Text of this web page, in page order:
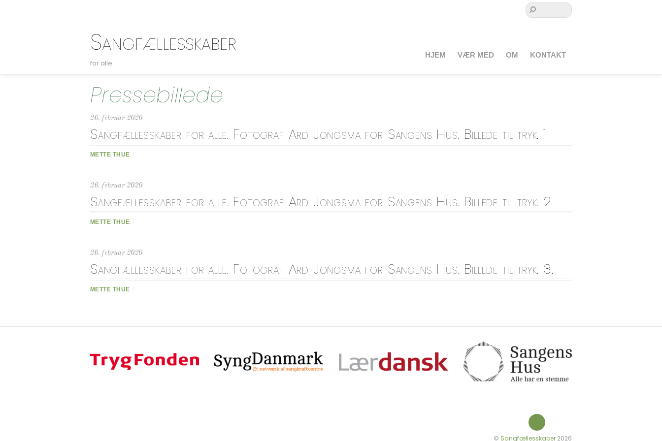
Sangfællesskaber
for alle
HJEM VÆR MED OM KONTAKT
Pressebillede
26. februar 2020
Sangfællesskaber for alle. Fotograf Ard Jongsma for Sangens Hus. Billede til tryk. 1
METTE THUE /
26. februar 2020
Sangfællesskaber for alle. Fotograf Ard Jongsma for Sangens Hus. Billede til tryk. 2
METTE THUE /
26. februar 2020
Sangfællesskaber for alle. Fotograf Ard Jongsma for Sangens Hus. Billede til tryk. 3.
METTE THUE /
© Sangfællesskaber 2026